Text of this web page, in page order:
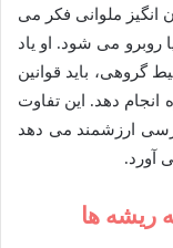
انگیز ملوانی فکر می
روبرو می شود. او یاد
گروهی، باید قوانین
انجام دهد. این تفاوت
ارزشمند می دهد
آورد.
ریشه ها